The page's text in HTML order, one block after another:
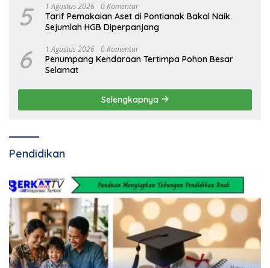
5 1 Agustus 2026 0 Komentar
Tarif Pemakaian Aset di Pontianak Bakal Naik.
Sejumlah HGB Diperpanjang
6 1 Agustus 2026 0 Komentar
Penumpang Kendaraan Tertimpa Pohon Besar
Selamat
Selengkapnya
Pendidikan